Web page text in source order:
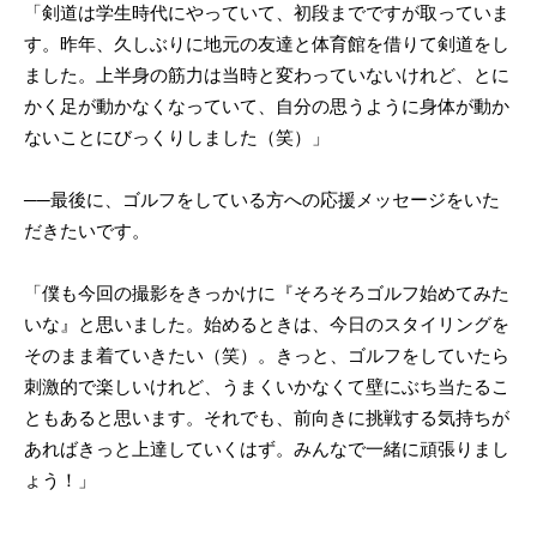
「剣道は学生時代にやっていて、初段までですが取っていま
す。昨年、久しぶりに地元の友達と体育館を借りて剣道をし
ました。上半身の筋力は当時と変わっていないけれど、とに
かく足が動かなくなっていて、自分の思うように身体が動か
ないことにびっくりしました（笑）」
──最後に、ゴルフをしている方への応援メッセージをいた
だきたいです。
「僕も今回の撮影をきっかけに『そろそろゴルフ始めてみた
いな』と思いました。始めるときは、今日のスタイリングを
そのまま着ていきたい（笑）。きっと、ゴルフをしていたら
刺激的で楽しいけれど、うまくいかなくて壁にぶち当たるこ
ともあると思います。それでも、前向きに挑戦する気持ちが
あればきっと上達していくはず。みんなで一緒に頑張りまし
ょう！」